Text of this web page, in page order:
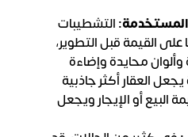
التشطيبات
على القيمة قبل التطوير،
محايدة وإضاءة
العقار أكثر جاذبية
البيع أو الإيجار ويجعل